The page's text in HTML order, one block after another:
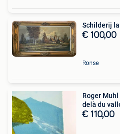
Schilderij
€ 100,00
Ronse
Roger
delà du
€ 110,00